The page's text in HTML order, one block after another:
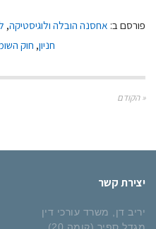
פורסם ב: אחסנה הובלה ולוגיסטיקה,
חניון, חוק
« הקודם
יצירת קשר
יריב דן, משרד עורכי דין